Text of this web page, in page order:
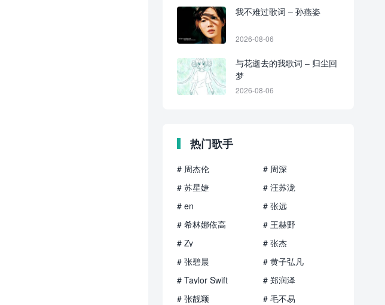
我不难过歌词 – 孙燕姿
2026-08-06
与花逝去的我歌词 – 归尘回
梦
2026-08-06
热门歌手
# 周杰伦
# 周深
# 苏星婕
# 汪苏泷
# en
# 张远
# 希林娜依高
# 王赫野
# Zy
# 张杰
# 张碧晨
# 黄子弘凡
# Taylor Swift
# 郑润泽
# 张靓颖
# 毛不易